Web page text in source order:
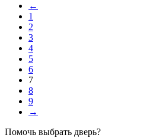
←
1
2
3
4
5
6
7
8
9
→
Помочь выбрать дверь?